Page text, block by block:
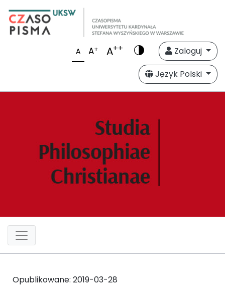
A A+ A++
Zaloguj
Język Polski
Opublikowane: 2019-03-28